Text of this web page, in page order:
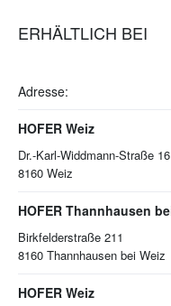
ERHÄLTLICH BEI
Adresse:
HOFER Weiz
Dr.-Karl-Widdmann-Straße 16
8160 Weiz
Birkfelderstraße 211
8160 Thannhausen bei Weiz
HOFER Weiz